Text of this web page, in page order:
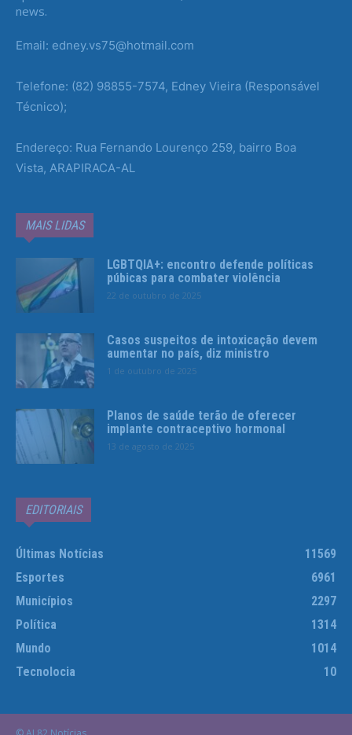
news.
Email: edney.vs75@hotmail.com
Telefone: (82) 98855-7574, Edney Vieira (Responsável
Técnico);
Endereço: Rua Fernando Lourenço 259, bairro Boa
Vista, ARAPIRACA-AL
MAIS LIDAS
LGBTQIA+: encontro defende políticas
púbicas para combater violência
22 de outubro de 2025
Casos suspeitos de intoxicação devem
aumentar no país, diz ministro
1 de outubro de 2025
Planos de saúde terão de oferecer
implante contraceptivo hormonal
13 de agosto de 2025
EDITORIAIS
Últimas Notícias
11569
Esportes
6961
Municípios
2297
Política
1314
Mundo
1014
Tecnolocia
10